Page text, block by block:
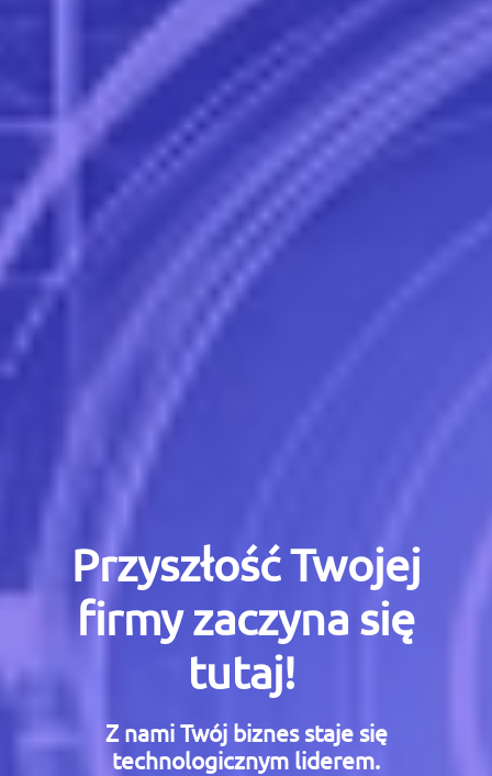
Przyszłość Twojej
firmy zaczyna się
tutaj!
Z nami Twój biznes staje się
technologicznym liderem.